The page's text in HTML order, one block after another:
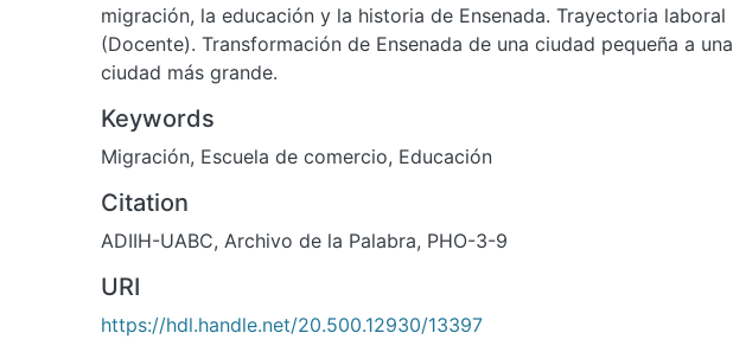
migración, la educación y la historia de Ensenada. Trayectoria laboral
(Docente). Transformación de Ensenada de una ciudad pequeña a una
ciudad más grande.
Keywords
Migración, Escuela de comercio, Educación
Citation
ADIIH-UABC, Archivo de la Palabra, PHO-3-9
URI
https://hdl.handle.net/20.500.12930/13397